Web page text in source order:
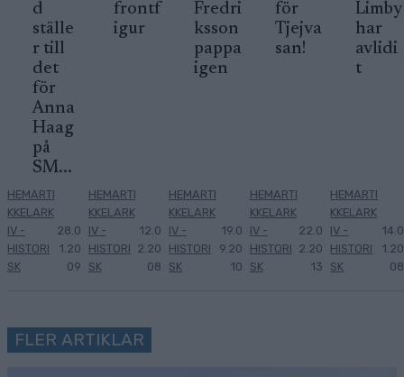
d
ställe
r till
det
för
Anna
Haag
på
SM...
HEMARTI
KKELARK
IV -
HISTORI
SK
28.0
1.20
09
frontf
igur
HEMARTI
KKELARK
IV -
HISTORI
SK
12.0
2.20
08
Fredri
ksson
pappa
igen
HEMARTI
KKELARK
IV -
HISTORI
SK
19.0
9.20
10
för
Tjejva
san!
HEMARTI
KKELARK
IV -
HISTORI
SK
22.0
2.20
13
Limby
har
avlidi
t
HEMARTI
KKELARK
IV -
HISTORI
SK
14.0
1.20
08
FLER ARTIKLAR